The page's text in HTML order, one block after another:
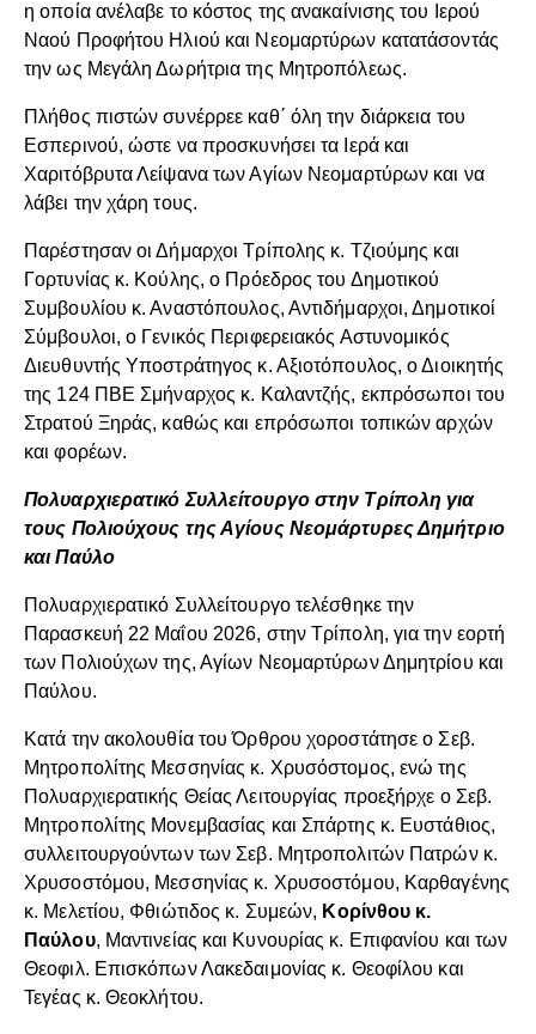
η οποία ανέλαβε το κόστος της ανακαίνισης του Ιερού
Ναού Προφήτου Ηλιού και Νεομαρτύρων κατατάσοντάς
την ως Μεγάλη Δωρήτρια της Μητροπόλεως.
Πλήθος πιστών συνέρρεε καθ΄ όλη την διάρκεια του
Εσπερινού, ώστε να προσκυνήσει τα Ιερά και
Χαριτόβρυτα Λείψανα των Αγίων Νεομαρτύρων και να
λάβει την χάρη τους.
Παρέστησαν οι Δήμαρχοι Τρίπολης κ. Τζιούμης και
Γορτυνίας κ. Κούλης, ο Πρόεδρος του Δημοτικού
Συμβουλίου κ. Αναστόπουλος, Αντιδήμαρχοι, Δημοτικοί
Σύμβουλοι, ο Γενικός Περιφερειακός Αστυνομικός
Διευθυντής Υποστράτηγος κ. Αξιοτόπουλος, ο Διοικητής
της 124 ΠΒΕ Σμήναρχος κ. Καλαντζής, εκπρόσωποι του
Στρατού Ξηράς, καθώς και επρόσωποι τοπικών αρχών
και φορέων.
Πολυαρχιερατικό Συλλείτουργο στην Τρίπολη για
τους Πολιούχους της Αγίους Νεομάρτυρες Δημήτριο
και Παύλο
Πολυαρχιερατικό Συλλείτουργο τελέσθηκε την
Παρασκευή 22 Μαΐου 2026, στην Τρίπολη, για την εορτή
των Πολιούχων της, Αγίων Νεομαρτύρων Δημητρίου και
Παύλου.
Κατά την ακολουθία του Όρθρου χοροστάτησε ο Σεβ.
Μητροπολίτης Μεσσηνίας κ. Χρυσόστομος, ενώ της
Πολυαρχιερατικής Θείας Λειτουργίας προεξήρχε ο Σεβ.
Μητροπολίτης Μονεμβασίας και Σπάρτης κ. Ευστάθιος,
συλλειτουργούντων των Σεβ. Μητροπολιτών Πατρών κ.
Χρυσοστόμου, Μεσσηνίας κ. Χρυσοστόμου, Καρθαγένης
κ. Μελετίου, Φθιώτιδος κ. Συμεών, Κορίνθου κ.
Παύλου, Μαντινείας και Κυνουρίας κ. Επιφανίου και των
Θεοφιλ. Επισκόπων Λακεδαιμονίας κ. Θεοφίλου και
Τεγέας κ. Θεοκλήτου.